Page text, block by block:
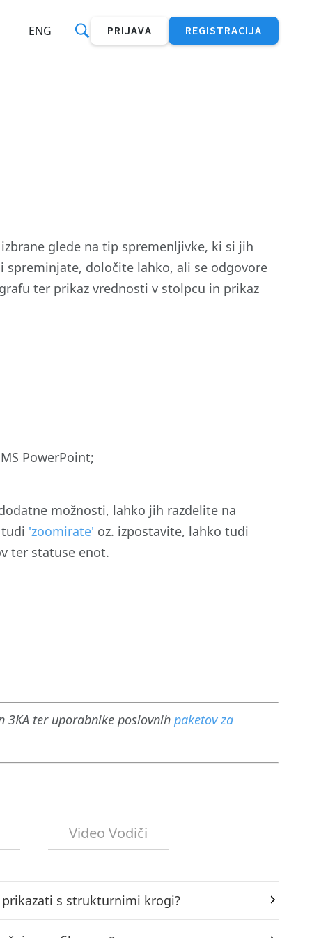
ENG PRIJAVA REGISTRACIJA
glede na tip spremenljivke, ki si jih
spreminjate, določite lahko, ali se odgovore
ter prikaz vrednosti v stolpcu in prikaz
PowerPoint;
možnosti, lahko jih razdelite na
'zoomirate' oz. izpostavite, lahko tudi
ter statuse enot.
3KA ter uporabnike poslovnih paketov za
Video Vodiči
s strukturnimi krogi?